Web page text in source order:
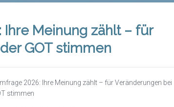
Ihre Meinung zählt – für
GOT stimmen
2026: Ihre Meinung zählt – für Veränderungen bei
stimmen